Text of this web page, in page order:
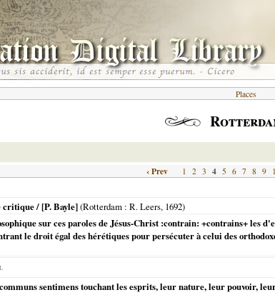
Places
‹ Prev 1 2 3 4 5 6 7 8 9
/ [P. Bayle](Rotterdam : R. Leers, 1692)
sur ces paroles de Jésus-Christ :contrain: +contrains+ les
le droit égal des hérétiques pour persécuter à celui des
sentimens touchant les esprits, leur nature, leur pouvoir,